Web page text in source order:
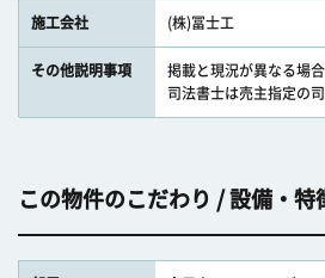
施工会社 (株)冨士工
その他説明事項
掲載と現況が異なる場
司法書士は売主指定の
この物件のこだわり / 設備・特